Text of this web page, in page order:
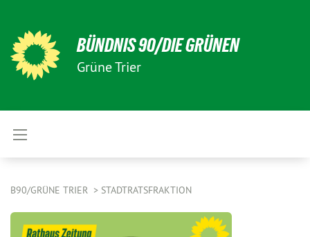
BÜNDNIS 90/DIE GRÜNEN
Grüne Trier
B90/GRÜNE TRIER STADTRATSFRAKTION